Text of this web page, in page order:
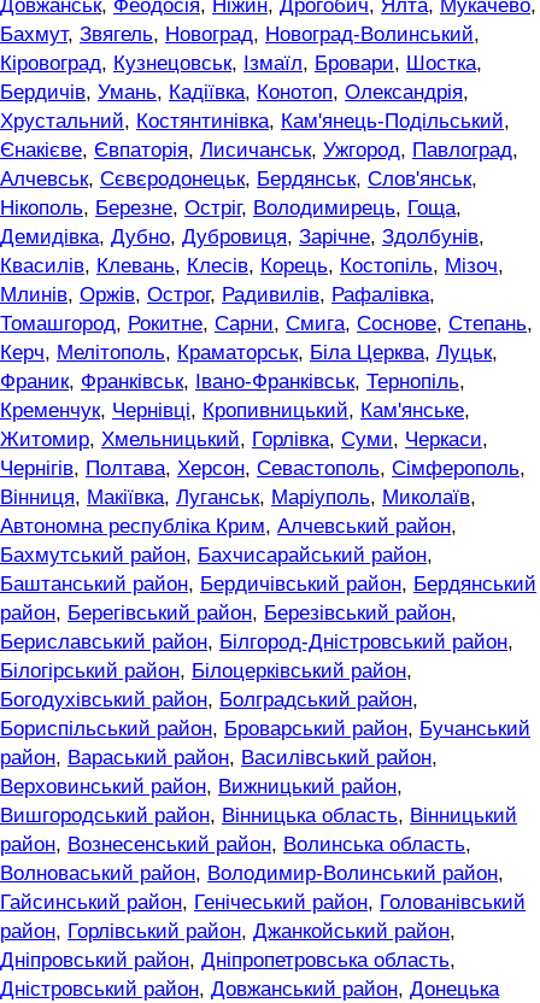
Довжанськ, Феодосія, Ніжин, Дрогобич, Ялта, Мукачево,
Бахмут, Звягель, Новоград, Новоград-Волинський,
Кіровоград, Кузнецовськ, Ізмаїл, Бровари, Шостка,
Бердичів, Умань, Кадіївка, Конотоп, Олександрія,
Хрустальний, Костянтинівка, Кам'янець-Подільський,
Єнакієве, Євпаторія, Лисичанськ, Ужгород, Павлоград,
Алчевськ, Сєвєродонецьк, Бердянськ, Слов'янськ,
Нікополь, Березне, Остріг, Володимирець, Гоща,
Демидівка, Дубно, Дубровиця, Зарічне, Здолбунів,
Квасилів, Клевань, Клесів, Корець, Костопіль, Мізоч,
Млинів, Оржів, Острог, Радивилів, Рафалівка,
Томашгород, Рокитне, Сарни, Смига, Соснове, Степань,
Керч, Мелітополь, Краматорськ, Біла Церква, Луцьк,
Франик, Франківськ, Івано-Франківськ, Тернопіль,
Кременчук, Чернівці, Кропивницький, Кам'янське,
Житомир, Хмельницький, Горлівка, Суми, Черкаси,
Чернігів, Полтава, Херсон, Севастополь, Сімферополь,
Вінниця, Макіївка, Луганськ, Маріуполь, Миколаїв,
Автономна республіка Крим, Алчевський район,
Бахмутський район, Бахчисарайський район,
Баштанський район, Бердичівський район, Бердянський
район, Берегівський район, Березівський район,
Бериславський район, Білгород-Дністровський район,
Білогірський район, Білоцерківський район,
Богодухівський район, Болградський район,
Бориспільський район, Броварський район, Бучанський
район, Вараський район, Василівський район,
Верховинський район, Вижницький район,
Вишгородський район, Вінницька область, Вінницький
район, Вознесенський район, Волинська область,
Волноваський район, Володимир-Волинський район,
Гайсинський район, Генічеський район, Голованівський
район, Горлівський район, Джанкойський район,
Дніпровський район, Дніпропетровська область,
Дністровський район, Довжанський район, Донецька